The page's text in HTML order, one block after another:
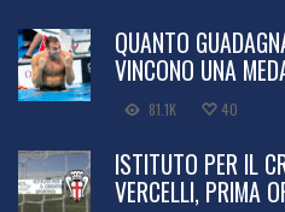
QUANTO
VINCONO UNA
81.1K 40
ISTITUTO PER IL
VERCELLI, PRIMA